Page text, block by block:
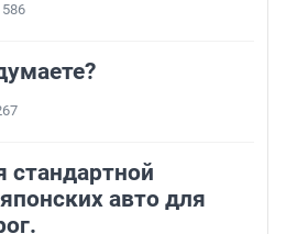
586
стандартной
авто для